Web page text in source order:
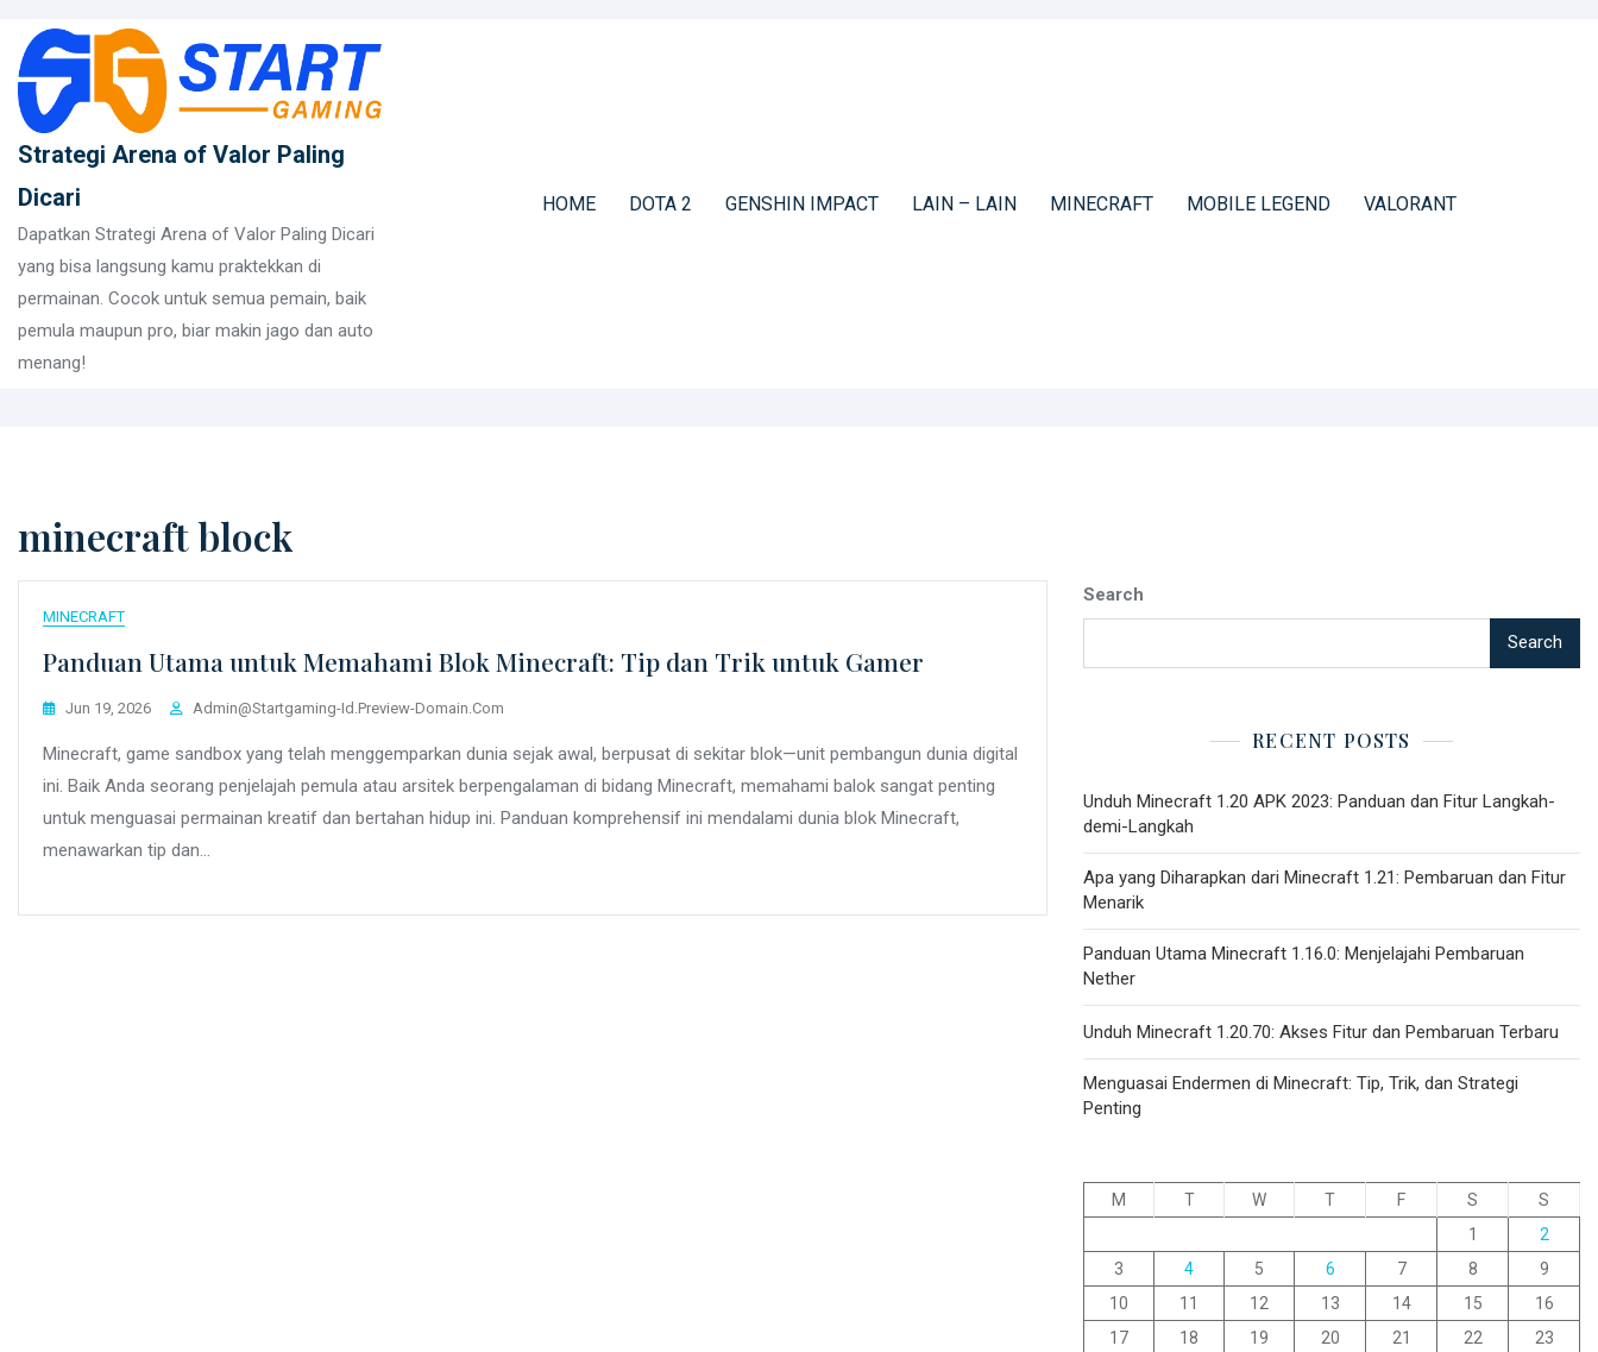
content
Strategi Arena of Valor Paling
Dicari
Dapatkan Strategi Arena of Valor Paling Dicari
yang bisa langsung kamu praktekkan di
permainan. Cocok untuk semua pemain, baik
pemula maupun pro, biar makin jago dan auto
menang!
HOME DOTA 2 GENSHIN IMPACT LAIN – LAIN MINECRAFT MOBILE LEGEND VALORANT
minecraft block
MINECRAFT
Panduan Utama untuk Memahami Blok Minecraft: Tip dan Trik untuk Gamer
Jun 19, 2026 Admin@startgaming-Id.preview-Domain.com
Minecraft, game sandbox yang telah menggemparkan dunia sejak awal, berpusat di sekitar blok—unit pembangun dunia digital
ini. Baik Anda seorang penjelajah pemula atau arsitek berpengalaman di bidang Minecraft, memahami balok sangat penting
untuk menguasai permainan kreatif dan bertahan hidup ini. Panduan komprehensif ini mendalami dunia blok Minecraft,
menawarkan tip dan…
Search
Search
RECENT POSTS
Unduh Minecraft 1.20 APK 2023: Panduan dan Fitur Langkah-
demi-Langkah
Apa yang Diharapkan dari Minecraft 1.21: Pembaruan dan Fitur
Menarik
Panduan Utama Minecraft 1.16.0: Menjelajahi Pembaruan
Nether
Unduh Minecraft 1.20.70: Akses Fitur dan Pembaruan Terbaru
Menguasai Endermen di Minecraft: Tip, Trik, dan Strategi
Penting
M T W T F S
S
1
2
3
4 5 6 7 8
9
10
11 12 13 14 15
16
17
18 19 20 21 22
23